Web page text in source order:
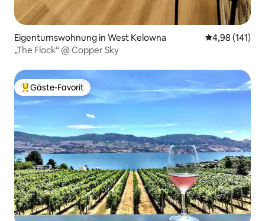
Eigentumswohnung in West Kelowna
4,98 (141)
„The Flock“ @ Copper Sky
Beliebter Gäste-Favorit.
Gäste-Favorit